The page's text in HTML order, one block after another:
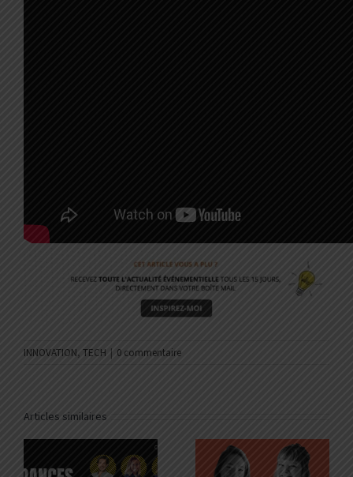
INNOVATION, TECH | 0 commentaire
Articles similaires